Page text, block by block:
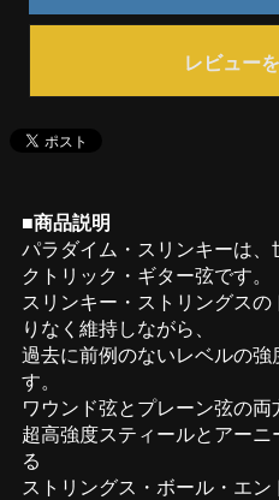
レビュー
■商品説明
パラダイム・スリンキーは
クトリック・ギター弦です。
スリンキー・ストリングス
りなく維持しながら、
過去に前例のないレベルの強
す。
ワウンド弦とプレーン弦の
超高強度スティールとアー
る
ストリングス・ボール・エ